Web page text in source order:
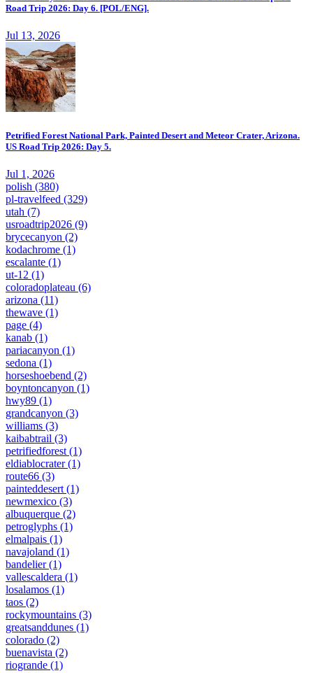
Road Trip 2026: Day 6. [POL/ENG].
Jul 13, 2026
Petrified Forest National Park, Painted Desert and Meteor Crater, Arizona.
US Road Trip 2026: Day 5.
Jul 1, 2026
polish (380)
pl-travelfeed (329)
utah (7)
usroadtrip2026 (9)
brycecanyon (2)
kodachrome (1)
escalante (1)
ut-12 (1)
coloradoplateau (6)
arizona (11)
thewave (1)
page (4)
kanab (1)
pariacanyon (1)
sedona (1)
horseshoebend (2)
boyntoncanyon (1)
hwy89 (1)
grandcanyon (3)
williams (3)
kaibabtrail (3)
petrifiedforest(1)
eldiablocrater(1)
route66 (3)
painteddesert(1)
newmexico (3)
albuquerque (2)
petroglyphs (1)
elmalpais (1)
navajoland (1)
bandelier(1)
vallescaldera (1)
losalamos (1)
taos (2)
rockymountains (3)
greatsanddunes (1)
colorado (2)
buenavista (2)
riogrande (1)